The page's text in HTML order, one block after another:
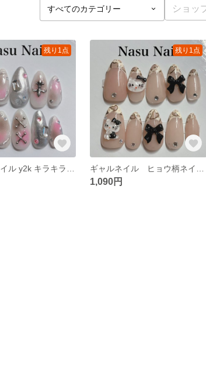
残り1点 残り1点
1,090円